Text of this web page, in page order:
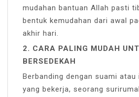
mudahan bantuan Allah pasti
bentuk kemudahan dari awal
akhir hari.
2. CARA PALING MUDAH
BERSEDEKAH
Berbanding dengan suami atau
yang bekerja, seorang